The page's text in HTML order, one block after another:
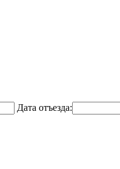
Дата отъезда: